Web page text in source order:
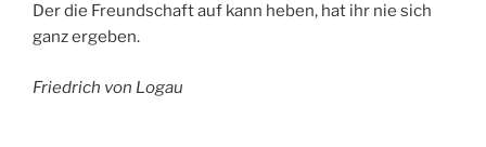
Der die Freundschaft auf kann heben, hat ihr nie sich
ganz ergeben.
Friedrich von Logau